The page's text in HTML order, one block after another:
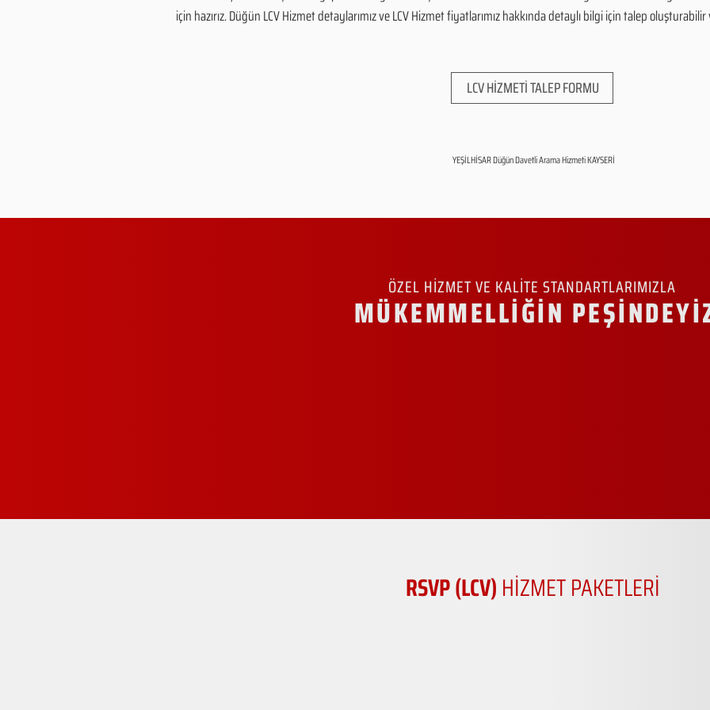
için hazırız. Düğün LCV Hizmet detaylarımız ve LCV Hizmet fiyatlarımız hakkında detaylı bilgi için talep
LCV HİZMETİ TALEP FORMU
YEŞİLHİSAR Düğün Davetli Arama Hizmeti KAYSERİ
ÖZEL HİZMET VE KALİTE STANDARTLARIMIZLA
MÜKEMMELLİĞİN
RSVP (LCV)HİZMET PAKETLERİ